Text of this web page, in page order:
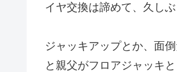
イヤ交換は諦めて、久し
ジャッキアップとか、面
と親父がフロアジャッキ